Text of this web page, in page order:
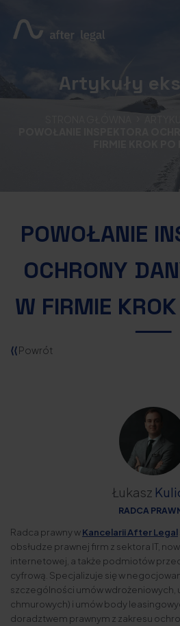
Artykuły
POWOŁANIE INSPEKTORA
FIRMIE KROK PO
POWOŁANIE
OCHRONY
W FIRMIE
⟨⟨Powrót
Łukasz
RADCA
Radca prawny wKancelarii After Legal
obsłudze prawnej firm z sektora IT,
internetowej, a także podmiotów
cyfrową. Specjalizuje się w
szczególności umów wdrożeniowych,
chmurowych) i umów body
doradztwem prawnym z zakresu